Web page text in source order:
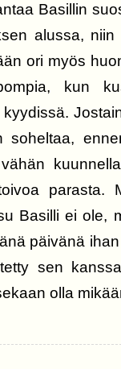
Basillin
alussa,
ori myös
kun
kyydissä.
soheltaa,
vähän
parasta.
Basilli ei ole,
päivänä
sen
olla